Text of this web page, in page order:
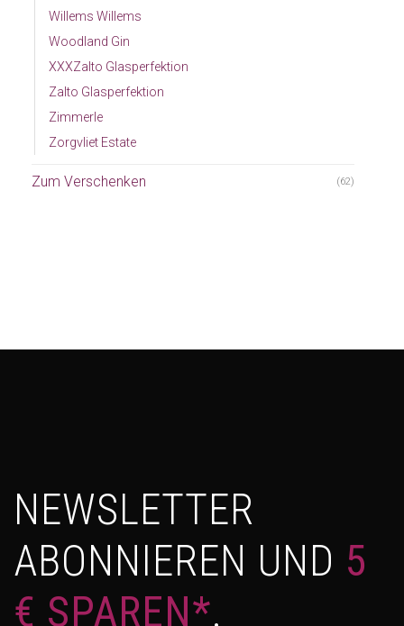
Willems Willems
Woodland Gin
XXXZalto Glasperfektion
Zalto Glasperfektion
Zimmerle
Zorgvliet Estate
Zum Verschenken (62)
NEWSLETTER
ABONNIEREN UND 5
€ SPAREN*.